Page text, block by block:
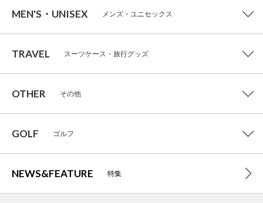
MEN'S・UNISEX メンズ・ユニセックス
TRAVEL スーツケース・旅行グッズ
OTHER その他
GOLF ゴルフ
NEWS&FEATURE 特集